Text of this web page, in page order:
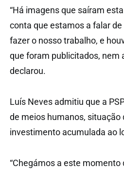
“Há imagens que saíram
conta que estamos a falar
fazer o nosso trabalho, e
que foram publicitados, nem
declarou.
Luís Neves admitiu que a
de meios humanos, situação
investimento acumulada ao
“Chegámos a este momento